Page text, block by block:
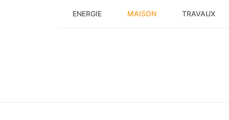
ENERGIE MAISON TRAVAUX